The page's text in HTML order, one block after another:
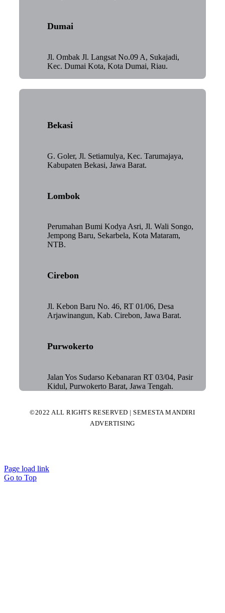
Dumai
Jl. Ombak Jl. Langsat No.09 A, Sukajadi,
Kec. Dumai Kota, Kota Dumai, Riau.
Bekasi
G. Goler, Jl. Setiamulya, Kec. Tarumajaya,
Kabupaten Bekasi, Jawa Barat.
Lombok
Perumahan Bumi Kodya Asri, Jl. Wali Songo,
Jempong Baru, Sekarbela, Kota Mataram,
NTB.
Cirebon
Jl. Kebon Baru No. 46, RT 01/06, Desa
Arjawinangun, Kab. Cirebon, Jawa Barat.
Purwokerto
Jalan Yos Sudarso Kebanaran RT 03/04, Pasir
Kidul, Purwokerto Barat, Jawa Tengah.
©2022 ALL RIGHTS RESERVED | SEMESTA MANDIRI
ADVERTISING
Page load link
Go to Top